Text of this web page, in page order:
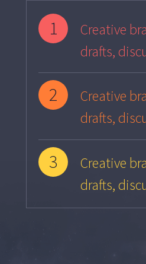
1
Creative
drafts,
2
Creative
drafts,
3
Creative
drafts,